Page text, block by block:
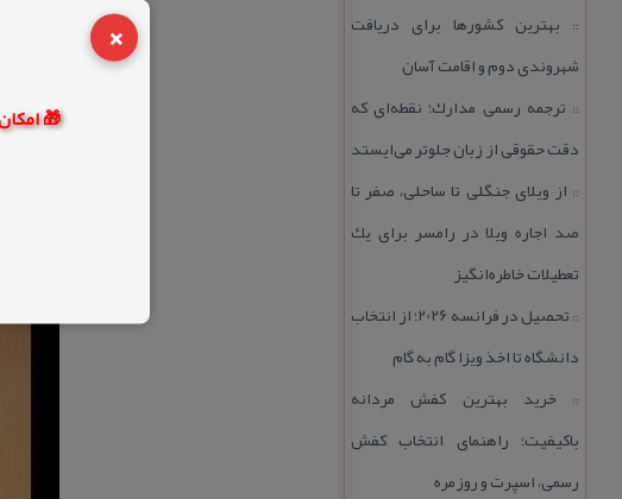
×
🎁 امکان رزرو بیش از
:: بهترین كشورها برای دریافت
شهروندی دوم و اقامت آسان
:: ترجمه رسمی مدارك؛ نقطه‌ای كه
دقت حقوقی از زبان جلوتر می‌ایستد
:: از ویلای جنگلی تا ساحلی، صفر تا
صد اجاره ویلا در رامسر برای یك
تعطیلات خاطره‌انگیز
::
تحصیل در فرانسه 2026؛ از انتخاب
دانشگاه تا اخذ ویزا گام به گام
::خرید بهترین كفش مردانه
باكیفیت؛ راهنمای انتخاب كفش
رسمی، اسپرت و روزمره